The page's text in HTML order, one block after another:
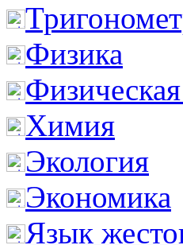
Физика
Химия
Экология
Экономика
Язык